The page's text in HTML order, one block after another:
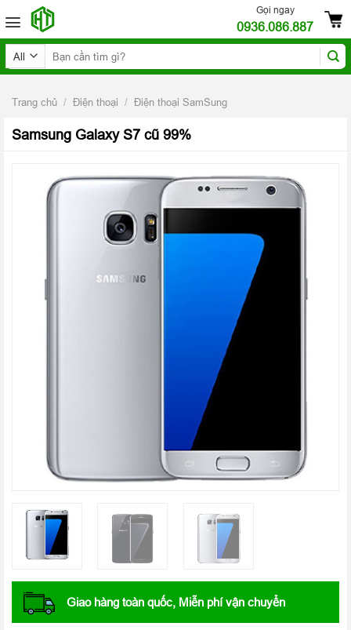
to
content
Gọi ngay
0936.086.887
Tìm
kiếm:
Trang chủ / Điện thoại / Điện thoại SamSung
Samsung Galaxy S7 cũ 99%
Giao hàng toàn quốc, Miễn phí vận chuyển